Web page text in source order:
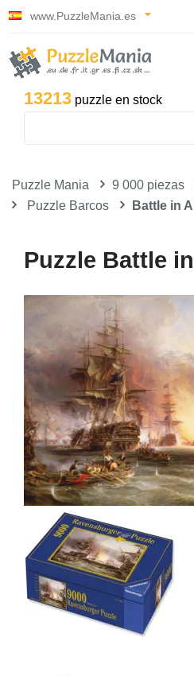
www.PuzzleMania.es
13213 puzzle en stock
Puzzle Mania 9 000 piezas
Puzzle Barcos
Battle in
Puzzle Battle